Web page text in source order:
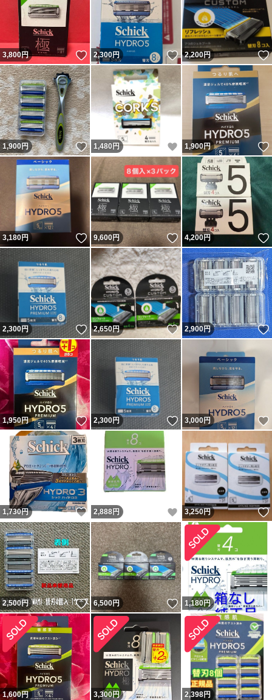
3,800円 いいね！
2,300円 いいね！
2,200円
1,900円 いいね！
1,480 円 いいね！
1,900円
3,180円 いいね！
9,600円 いいね！
4,200円
2,300円 いいね！
2,650円 いいね！
2,900円
1,950円 いいね！
2,300円 いいね！
3,000円
1,730円 いいね！
2,888円 いいね！
3,250円
2,500円 いいね！
6,500円 いいね！
1,180円
1,600円 3,300円 2,398円